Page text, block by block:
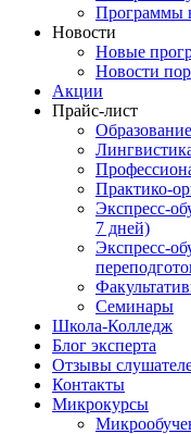
Программы
Новости
Новые
Новости
Акции
Прайс-лист
Практико-
Экспресс-
7 дней)
Экспресс-
Семинары
Школа-Колледж
Блог эксперта
Отзывы
Контакты
Микрокурсы